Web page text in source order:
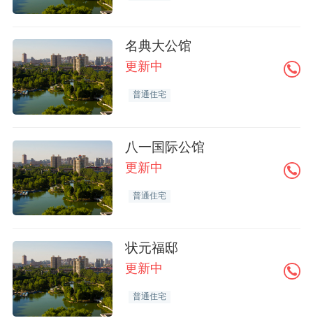
名典大公馆
更新中
普通住宅
八一国际公馆
更新中
普通住宅
状元福邸
更新中
普通住宅